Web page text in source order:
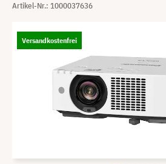
Artikel-Nr.: 1000037636
Versandkostenfrei